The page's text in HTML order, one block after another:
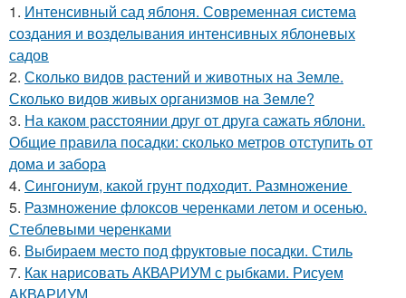
1. Интенсивный сад яблоня. Современная система
создания и возделывания интенсивных яблоневых
садов
2. Сколько видов растений и животных на Земле.
Сколько видов живых организмов на Земле?
3. На каком расстоянии друг от друга сажать яблони.
Общие правила посадки: сколько метров отступить от
дома и забора
4. Сингониум, какой грунт подходит. Размножение
5. Размножение флоксов черенками летом и осенью.
Стеблевыми черенками
6. Выбираем место под фруктовые посадки. Стиль
7. Как нарисовать АКВАРИУМ с рыбками. Рисуем